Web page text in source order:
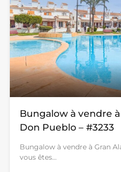
Bungalow à vendre
Don Pueblo – #3233
Bungalow à vendre à Gran
vous êtes…